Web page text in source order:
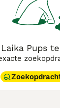
voor
en 'laika
Pups